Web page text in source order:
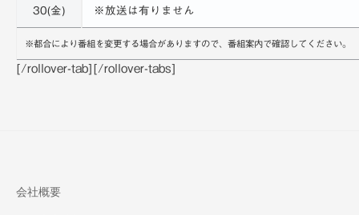
30(金) ※放送は有りません
※都合により番組を変更する場合がありますので、番組案内で確認してください。
[/rollover-tab][/rollover-tabs]
会社概要